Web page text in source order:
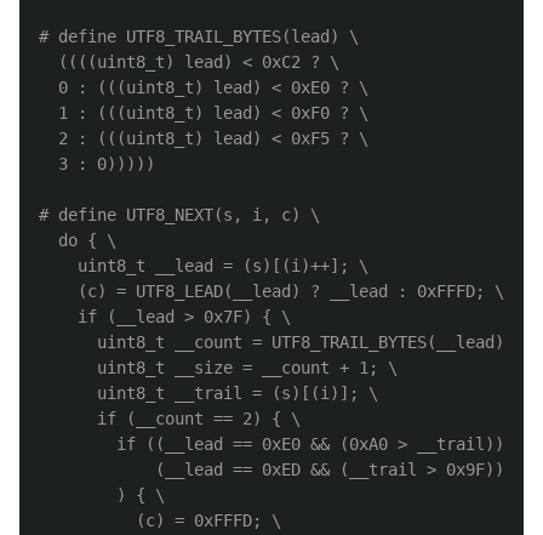
# define UTF8_TRAIL_BYTES(lead) \
  ((((uint8_t) lead) < 0xC2 ? \
  0 : (((uint8_t) lead) < 0xE0 ? \
  1 : (((uint8_t) lead) < 0xF0 ? \
  2 : (((uint8_t) lead) < 0xF5 ? \
# define UTF8_NEXT(s, i, c) \
  do { \
    uint8_t __lead = (s)[(i)++]; \
    (c) = UTF8_LEAD(__lead) ? __lead : 0xFFFD; \
    if (__lead > 0x7F) { \
      uint8_t __count = UTF8_TRAIL_BYTES(__lead); \
      uint8_t __size = __count + 1; \
      uint8_t __trail = (s)[(i)]; \
      if (__count == 2) { \
if ((__lead == 0xE0 && (0xA0 > __trail)) ||
            (__lead == 0xED && (__trail > 0x9F)) \
        ) { \
          (c) = 0xFFFD; \